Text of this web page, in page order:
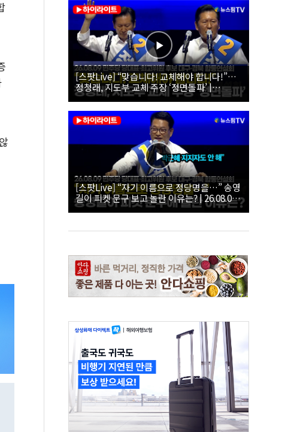
[스팟Live] “맞습니다! 교체해야 합니다!”…
정청래, 지도부 교체 주장 ‘정면돌파’ |
26.08.09 더불어민주당 당대표·최고위원 후
보 대구·경북 합동연설회
[스팟Live] “자기 이름으로 정당명을…” 송영
길이 피켓 문구 보고 놀란 이유는? | 26.08.09
더불어민주당 당대표·최고위원 후보 대구·경